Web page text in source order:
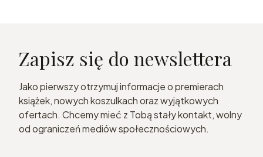
Zapisz się do newslettera
Jako pierwszy otrzymuj informacje o premierach
książek, nowych koszulkach oraz wyjątkowych
ofertach. Chcemy mieć z Tobą stały kontakt, wolny
od ograniczeń mediów społecznościowych.